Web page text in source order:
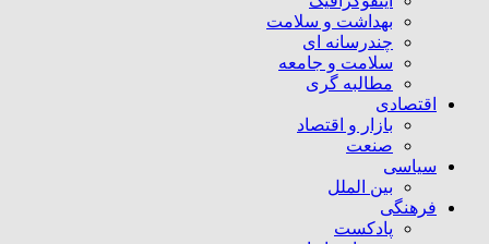
بهداشت و سلامت
چندرسانه ای
سلامت و جامعه
مطالبه گری
اقتصادی
بازار و اقتصاد
صنعت
سیاسی
بین الملل
فرهنگی
پادکست